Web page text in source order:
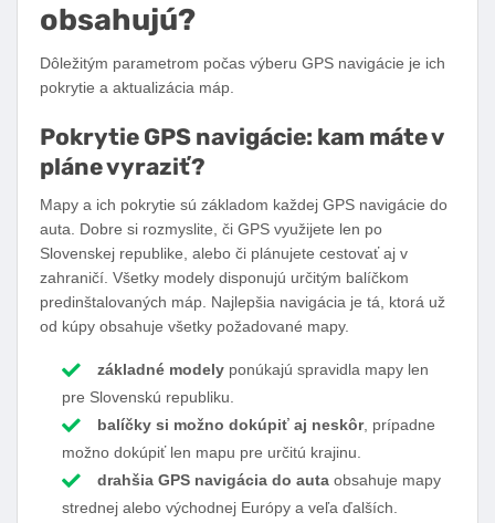
obsahujú?
Dôležitým parametrom počas výberu GPS navigácie je ich
pokrytie a aktualizácia máp.
Pokrytie GPS navigácie: kam máte v
pláne vyraziť?
Mapy a ich pokrytie sú základom každej GPS navigácie do
auta. Dobre si rozmyslite, či GPS využijete len po
Slovenskej republike, alebo či plánujete cestovať aj v
zahraničí. Všetky modely disponujú určitým balíčkom
predinštalovaných máp. Najlepšia navigácia je tá, ktorá už
od kúpy obsahuje všetky požadované mapy.
základné modely ponúkajú spravidla mapy len
pre Slovenskú republiku.
balíčky si možno dokúpiť aj neskôr, prípadne
možno dokúpiť len mapu pre určitú krajinu.
drahšia GPS navigácia do auta obsahuje mapy
strednej alebo východnej Európy a veľa ďalších.